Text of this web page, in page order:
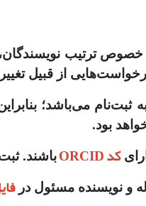
خصوص ترتیب
از قبیل
به ثبت‌نام می‌باشد؛
بود.
کد ORCID باشند.